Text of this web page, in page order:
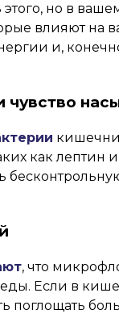
этого, но в
влияют на
и,
чувство
как лептин
, что
Если в
поглощать